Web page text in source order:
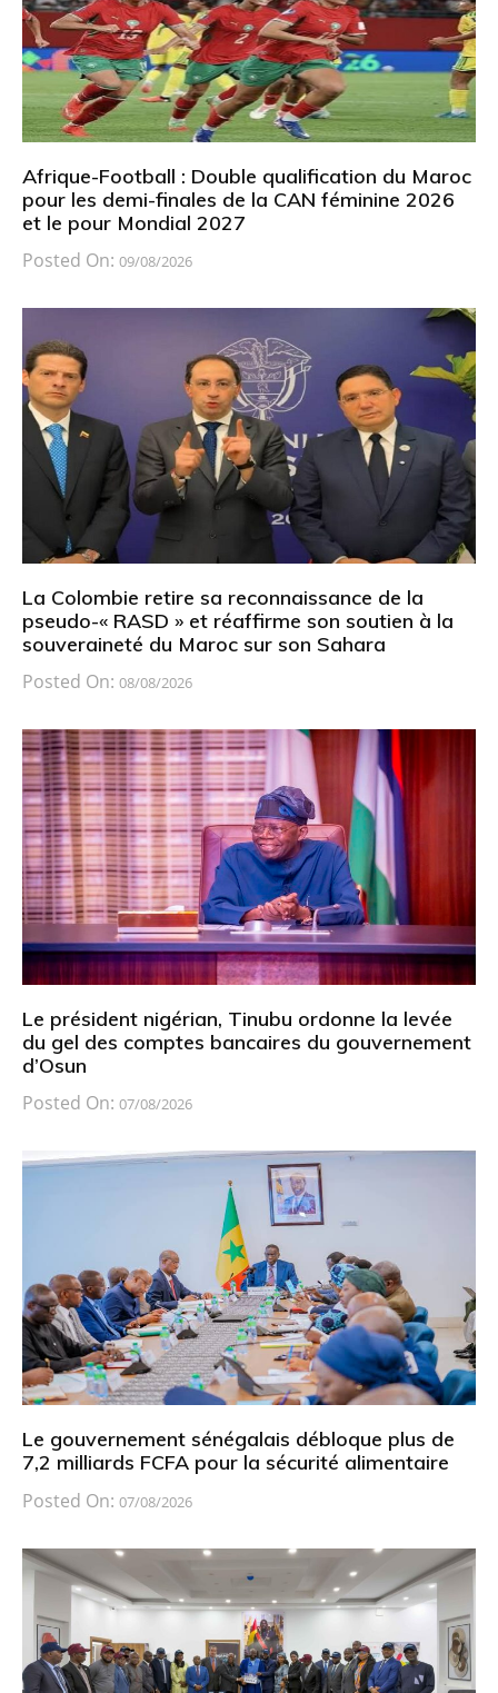
Afrique-Football : Double qualification du Maroc
pour les demi-finales de la CAN féminine 2026
et le pour Mondial 2027
Posted On: 09/08/2026
La Colombie retire sa reconnaissance de la
pseudo-« RASD » et réaffirme son soutien à la
souveraineté du Maroc sur son Sahara
Posted On: 08/08/2026
Le président nigérian, Tinubu ordonne la levée
du gel des comptes bancaires du gouvernement
d’Osun
Posted On: 07/08/2026
Le gouvernement sénégalais débloque plus de
7,2 milliards FCFA pour la sécurité alimentaire
Posted On: 07/08/2026